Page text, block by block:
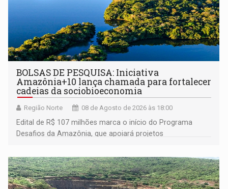
BOLSAS DE PESQUISA: Iniciativa
Amazônia+10 lança chamada para fortalecer
cadeias da sociobioeconomia
Região Norte 08 de Agosto de 2026 às 18:00
Edital de R$ 107 milhões marca o início do Programa
Desafios da Amazônia, que apoiará projetos
submissão de pré-propostas poderá ser feita até 1º de
setembro